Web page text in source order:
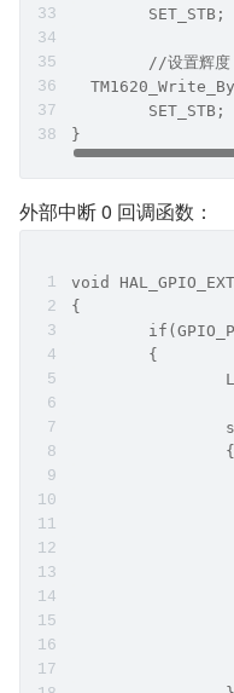
	SET_STB;
	//设置辉度
	SET_STB;
}
外部中断 0 回调函数：
void
{
	{
		{